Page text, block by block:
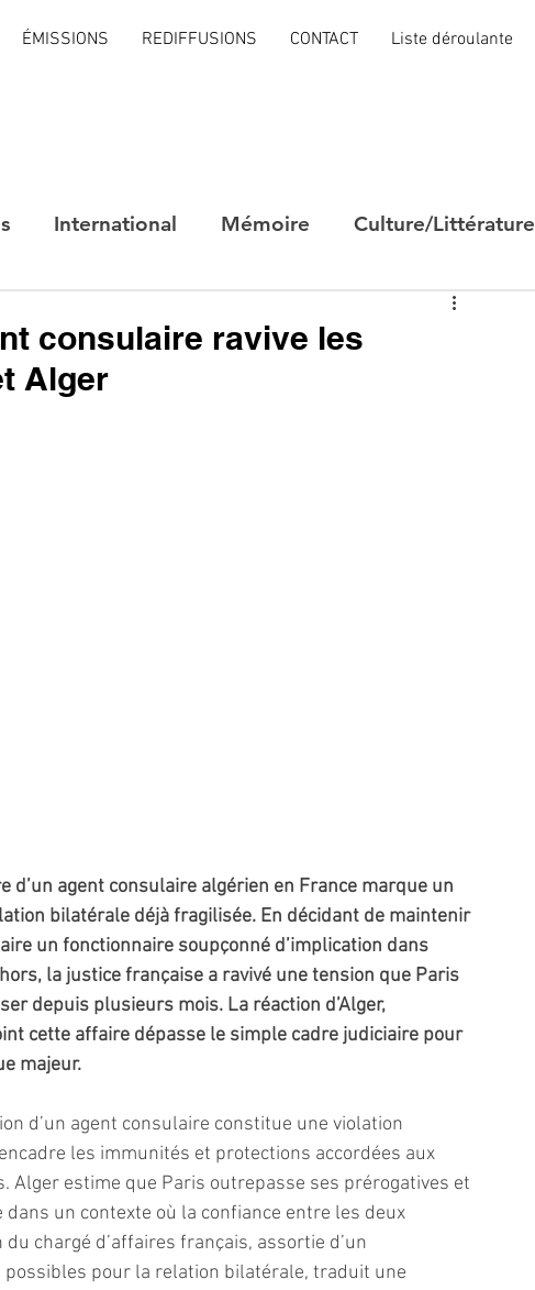
ÉMISSIONS REDIFFUSIONS CONTACT Liste déroulante
International Mémoire Culture/Littérature
consulaire ravive les
Alger
agent consulaire algérien en France marque un
bilatérale déjà fragilisée. En décidant de maintenir
un fonctionnaire soupçonné d’implication dans
la justice française a ravivé une tension que Paris
depuis plusieurs mois. La réaction d’Alger,
cette affaire dépasse le simple cadre judiciaire pour
majeur.
d’un agent consulaire constitue une violation
les immunités et protections accordées aux
estime que Paris outrepasse ses prérogatives et
un contexte où la confiance entre les deux
chargé d’affaires français, assortie d’un
possibles pour la relation bilatérale, traduit une